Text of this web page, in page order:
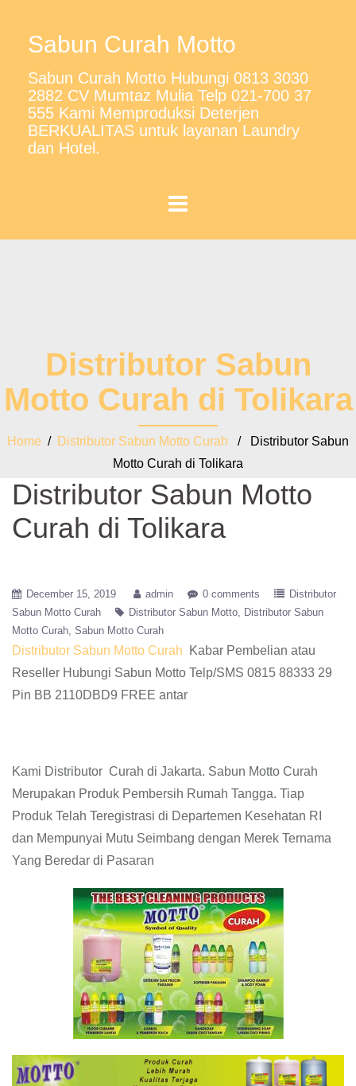
Sabun Curah Motto
Sabun Curah Motto Hubungi 0813 3030
2882 CV Mumtaz Mulia Telp 021-700 37
555 Kami Memproduksi Deterjen
BERKUALITAS untuk layanan Laundry
dan Hotel.
Distributor Sabun
Motto Curah di Tolikara
Home / Distributor Sabun Motto Curah / Distributor Sabun
Motto Curah di Tolikara
Distributor Sabun Motto
Curah di Tolikara
December 15, 2019 admin 0 comments
Distributor
Sabun Motto Curah
Distributor Sabun Motto
Distributor Sabun
Motto Curah Sabun Motto Curah
Distributor Sabun Motto Curah
Kabar Pembelian atau
Reseller Hubungi Sabun Motto Telp/SMS 0815 88333 29
Pin BB 2110DBD9 FREE antar
Kami Distributor Curah di Jakarta. Sabun Motto Curah
Merupakan Produk Pembersih Rumah Tangga. Tiap
Produk Telah Teregistrasi di Departemen Kesehatan RI
dan Mempunyai Mutu Seimbang dengan Merek Ternama
Yang Beredar di Pasaran